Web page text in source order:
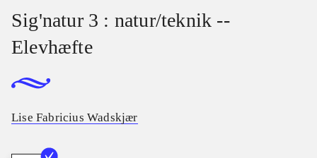
Sig'natur 3 : natur/teknik --
Elevhæfte
Lise Fabricius Wadskjær